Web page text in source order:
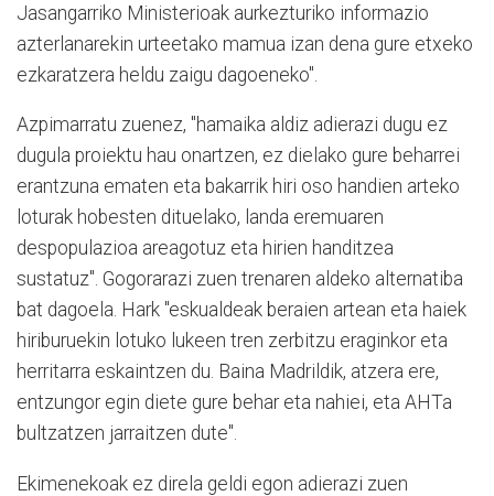
Jasangarriko Ministerioak aurkezturiko informazio
azterlanarekin urteetako mamua izan dena gure etxeko
ezkaratzera heldu zaigu dagoeneko".
Azpimarratu zuenez, "hamaika aldiz adierazi dugu ez
dugula proiektu hau onartzen, ez dielako gure beharrei
erantzuna ematen eta bakarrik hiri oso handien arteko
loturak hobesten dituelako, landa eremuaren
despopulazioa areagotuz eta hirien handitzea
sustatuz". Gogorarazi zuen trenaren aldeko alternatiba
bat dagoela. Hark "eskualdeak beraien artean eta haiek
hiriburuekin lotuko lukeen tren zerbitzu eraginkor eta
herritarra eskaintzen du. Baina Madrildik, atzera ere,
entzungor egin diete gure behar eta nahiei, eta AHTa
bultzatzen jarraitzen dute".
Ekimenekoak ez direla geldi egon adierazi zuen